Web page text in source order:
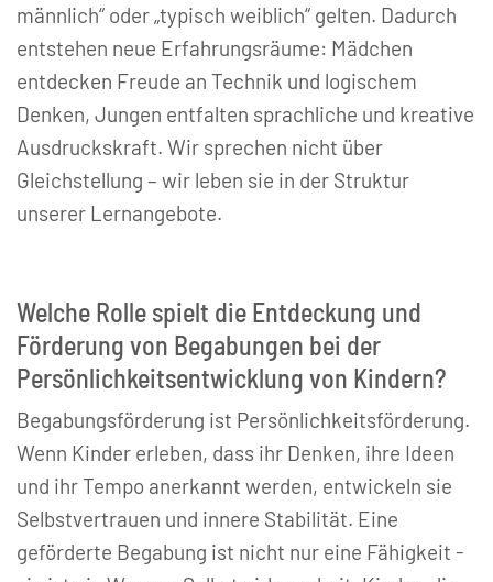
männlich“ oder „typisch weiblich“ gelten. Dadurch
entstehen neue Erfahrungsräume: Mädchen
entdecken Freude an Technik und logischem
Denken, Jungen entfalten sprachliche und kreative
Ausdruckskraft. Wir sprechen nicht über
Gleichstellung – wir leben sie in der Struktur
unserer Lernangebote.
Welche Rolle spielt die Entdeckung und
Förderung von Begabungen bei der
Persönlichkeitsentwicklung von Kindern?
Begabungsförderung ist Persönlichkeitsförderung.
Wenn Kinder erleben, dass ihr Denken, ihre Ideen
und ihr Tempo anerkannt werden, entwickeln sie
Selbstvertrauen und innere Stabilität. Eine
geförderte Begabung ist nicht nur eine Fähigkeit -